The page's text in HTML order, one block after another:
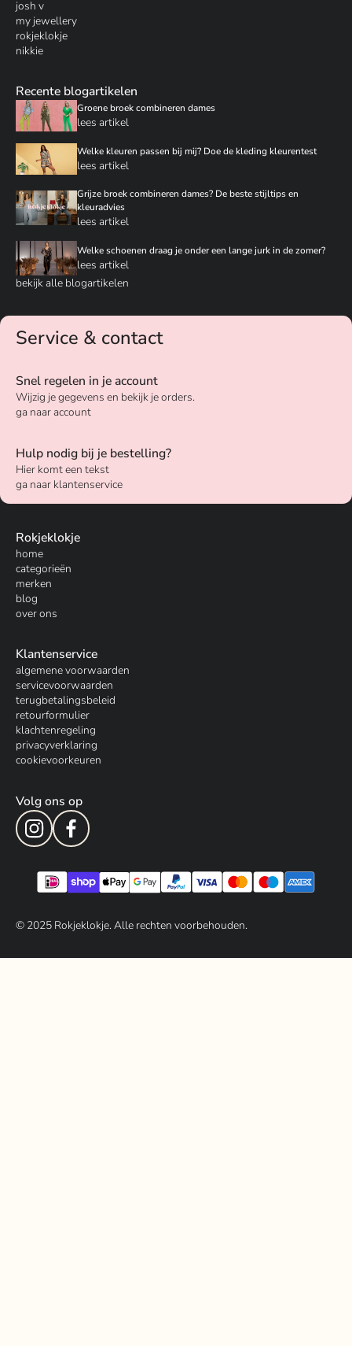
josh v
my jewellery
rokjeklokje
nikkie
Recente blogartikelen
Groene broek combineren dames
lees artikel
Welke kleuren passen bij mij? Doe de kleding kleurentest
lees artikel
Grijze broek combineren dames? De beste stijltips en
kleuradvies
lees artikel
Welke schoenen draag je onder een lange jurk in de zomer?
lees artikel
bekijk alle blogartikelen
Service & contact
Snel regelen in je account
Wijzig je gegevens en bekijk je orders.
ga naar account
Hulp nodig bij je bestelling?
Hier komt een tekst
ga naar klantenservice
Rokjeklokje
home
categorieën
merken
blog
over ons
Klantenservice
algemene voorwaarden
servicevoorwaarden
terugbetalingsbeleid
retourformulier
klachtenregeling
privacyverklaring
cookievoorkeuren
Volg ons op
© 2025Rokjeklokje. Alle rechten voorbehouden.